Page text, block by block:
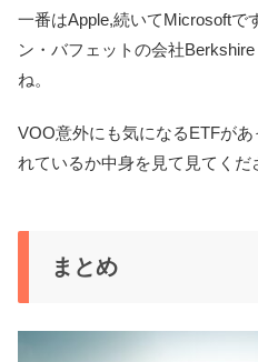
一番はApple,続いてMicrosoftで
ン・バフェットの会社
ね。
VOO意外にも気になるETFが
れているか中身を見て見てくだ
まとめ